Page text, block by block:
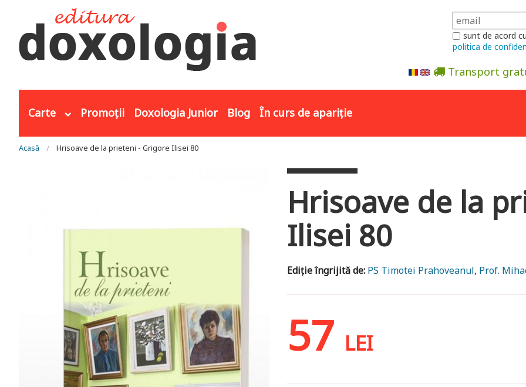
sunt de acord cu
politica de
Transport
Carte Promoții Doxologia Junior Blog În curs de apariție
Eşti aici
Acasă Hrisoave de la prieteni - Grigore Ilisei 80
Hrisoave de la
Ilisei 80
Ediție îngrijită de: PS Timotei Prahoveanul, Prof.
57 LEI